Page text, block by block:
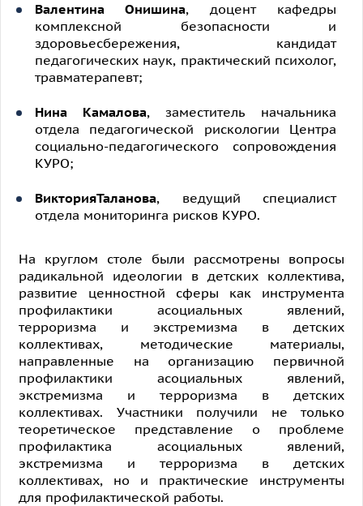
Валентина Онишина, доцент кафедры
комплексной безопасности и
здоровьесбережения, кандидат
педагогических наук, практический психолог,
травматерапевт;
Нина Камалова, заместитель начальника
отдела педагогической рискологии Центра
социально-педагогического сопровождения
КУРО;
ВикторияТаланова, ведущий специалист
отдела мониторинга рисков КУРО.
На круглом столе были рассмотрены вопросы
радикальной идеологии в детских коллектива,
развитие ценностной сферы как инструмента
профилактики асоциальных явлений,
терроризма и экстремизма в детских
коллективах, методические материалы,
направленные на организацию первичной
профилактики асоциальных явлений,
экстремизма и терроризма в детских
коллективах. Участники получили не только
теоретическое представление о проблеме
профилактика асоциальных явлений,
экстремизма и терроризма в детских
коллективах, но и практические инструменты
для профилактической работы.